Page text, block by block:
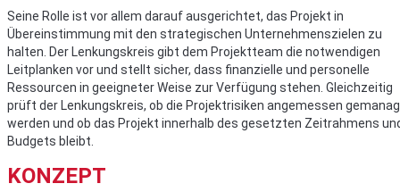
Seine Rolle ist vor allem darauf ausgerichtet, das Projekt in
Übereinstimmung mit den strategischen Unternehmenszielen zu
halten. Der Lenkungskreis gibt dem Projektteam die notwendigen
Leitplanken vor und stellt sicher, dass finanzielle und personelle
Ressourcen in geeigneter Weise zur Verfügung stehen. Gleichzeitig
prüft der Lenkungskreis, ob die Projektrisiken angemessen
werden und ob das Projekt innerhalb des gesetzten Zeitrahmens
Budgets bleibt.
KONZEPT